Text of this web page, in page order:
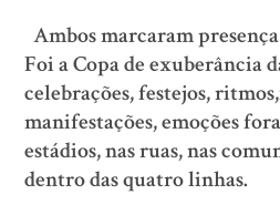
Ambos marcaram
Foi a Copa de exuberância
celebrações, festejos,
manifestações, emoções
estádios, nas ruas, nas
dentro das quatro linhas.